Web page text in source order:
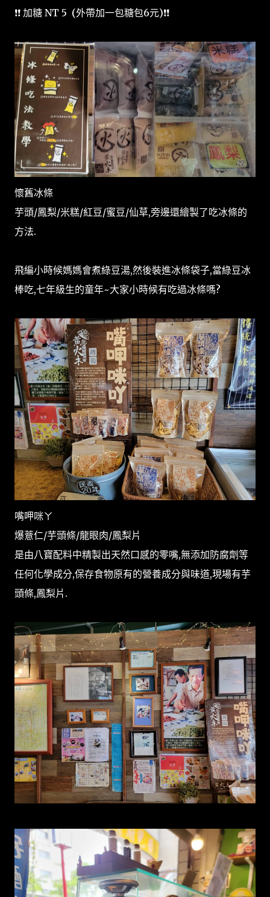
❗❗ 加糖 NT 5 (外帶加一包糖包6元)❗❗
懷舊冰條
芋頭/鳳梨/米糕/紅豆/蜜豆/仙草,旁邊還繪製了吃冰條的
方法.
飛編小時候媽媽會煮綠豆湯,然後裝進冰條袋子,當綠豆冰
棒吃,七年級生的童年~大家小時候有吃過冰條嗎?
嘴呷咪ㄚ
爆薏仁/芋頭條/龍眼肉/鳳梨片
是由八寶配料中精製出天然口感的零嘴,無添加防腐劑等
任何化學成分,保存食物原有的營養成分與味道,現場有芋
頭條,鳳梨片.